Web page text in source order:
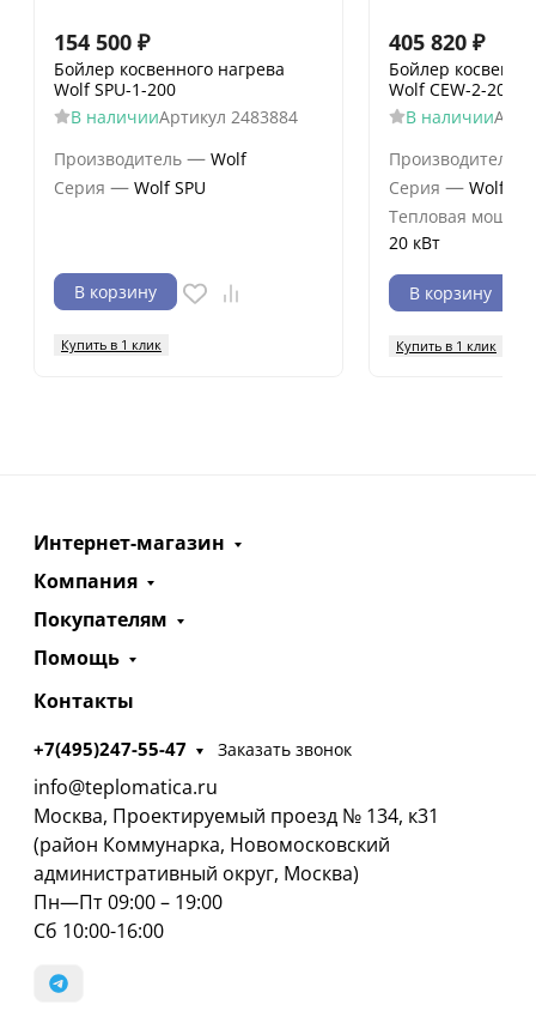
154 500 ₽
Бойлер косвенного нагрева
Wolf SPU-1-200
В наличииАртикул 2483884
Производитель — Wolf
Серия — Wolf SPU
В корзину
Купить в 1 клик
405 820 ₽
Бойлер
Wolf CEW-2-200
В наличии
Производитель
Серия — Wolf
Тепловая
20 кВт
В корзину
Купить в 1 клик
Интернет-магазин
Компания
Покупателям
Помощь
Контакты
+7(495)247-55-47 Заказать звонок
info@teplomatica.ru
Москва, Проектируемый проезд № 134, к31
(район Коммунарка, Новомосковский
административный округ, Москва)
Пн—Пт 09:00 – 19:00
Сб 10:00-16:00